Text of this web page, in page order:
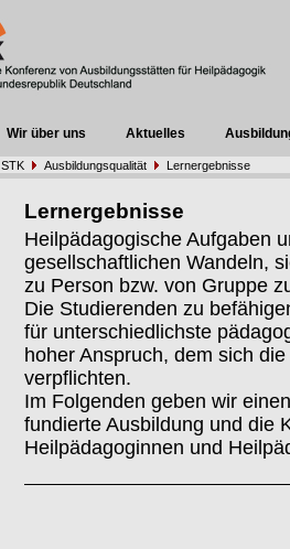
Wir über uns Aktuelles
STK Ausbildungsqualität Lernergebnisse
Lernergebnisse
Heilpädagogische Aufgaben
gesellschaftlichen Wandeln,
zu Person bzw. von Gruppe
Die Studierenden zu
für unterschiedlichste
hoher Anspruch, dem sich
verpflichten.
Im Folgenden geben wir
fundierte Ausbildung und die
Heilpädagoginnen und